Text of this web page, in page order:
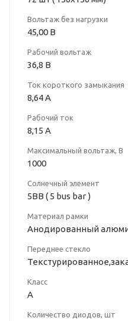
Вольтаж без нагрузки
45,00 В
Рабочий вольтаж
36,8 В
Ток короткого замыкания
8,64 A
Рабочий ток
8,15 A
Максимальный вольтаж, В
1000
Солнечный элемент
5BB ( 5 bus bar )
Материал рамки
Анодированный
Переднее стекло
Класс
A
Количество диодов, шт